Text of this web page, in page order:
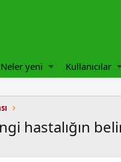
Neler yeni Kullanıcılar
hastalığın